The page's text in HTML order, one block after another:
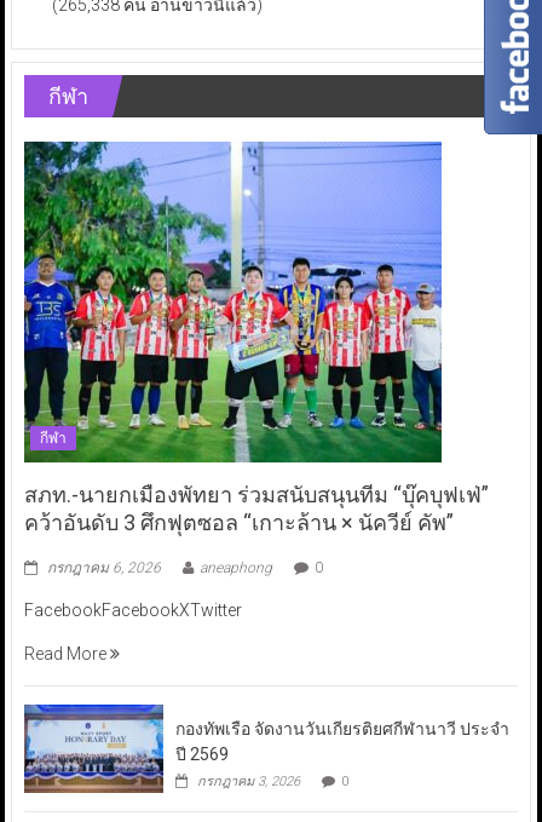
(265,338 คน อ่านข่าวนี้แล้ว)
กีฬา
กีฬา
สภท.-นายกเมืองพัทยา ร่วมสนับสนุนทีม “บุ๊คบุฟเฟ่”
คว้าอันดับ 3 ศึกฟุตซอล “เกาะล้าน × นัควีย์ คัพ”
กรกฎาคม 6, 2026 aneaphong 0
FacebookFacebookXTwitter
Read More
กองทัพเรือ จัดงานวันเกียรติยศกีฬานาวี ประจำ
ปี 2569
กรกฎาคม 3, 2026 0